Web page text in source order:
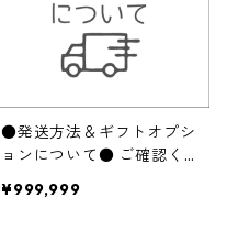
●発送方法＆ギフトオプシ
ョンについて● ご確認く
¥999,999